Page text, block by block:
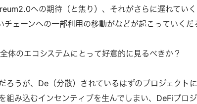
への期待（と焦り）、それがさらに遅れていく
チェーンへの一部利用の移動がなどが起こっていくだ
体のエコシステムにとって好意的に見るべきか？
ろうが、De（分散）されているはずのプロジェクト
組み込むインセンティブを生んでしまい、DeFiプロ